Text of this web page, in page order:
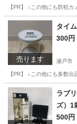
【PR】 ↓この他にも防犯
愛知 瀬戸市 その他
売ります
タイ
300円
瀬戸市
【PR】 ↓この他にも多数
愛知 瀬戸市 生活
ラブ
ズ）1
500円